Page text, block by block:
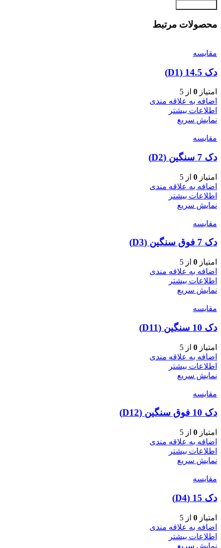
محصولات مرتبط
مقایسه
دک 14.5 (D1)
امتیاز 0 از 5
اضافه به علاقه مندی
اطلاعات بیشتر
نمایش سریع
مقایسه
دک 7 سنگین (D2)
امتیاز 0 از 5
اضافه به علاقه مندی
اطلاعات بیشتر
نمایش سریع
مقایسه
دک 7 فوق سنگین (D3)
امتیاز 0 از 5
اضافه به علاقه مندی
اطلاعات بیشتر
نمایش سریع
مقایسه
دک 10 سنگین (D11)
امتیاز 0 از 5
اضافه به علاقه مندی
اطلاعات بیشتر
نمایش سریع
مقایسه
دک 10 فوق سنگین (D12)
امتیاز 0 از 5
اضافه به علاقه مندی
اطلاعات بیشتر
نمایش سریع
مقایسه
دک 15 (D4)
امتیاز 0 از 5
اضافه به علاقه مندی
اطلاعات بیشتر
نمایش سریع